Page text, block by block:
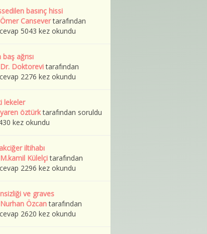
basınç hissi
Ömer Cansevertarafından
5043 kez okundu
ağrısı
Dr. Doktorevitarafından
2276 kez okundu
lekeler
yaren öztürktarafından soruldu
kez okundu
iltihabı
M.kamil Külelçitarafından
2296 kez okundu
ve graves
Nurhan Özcantarafından
2620 kez okundu